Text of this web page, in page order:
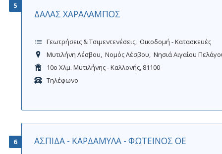
5
ΔΑΛΑΣ ΧΑΡΑΛΑΜΠΟΣ
Γεωτρήσεις & Τσιμεντενέσεις Οικοδομή - Κατασκευές
Μυτιλήνη Λέσβου Νομός Λέσβου Νησιά Αιγαίου
10ο Χλμ. Μυτιλήνης - Καλλονής, 81100
Τηλέφωνο
6 ΑΣΠΙΔΑ - ΚΑΡΔΑΜΥΛΑ - ΦΩΤΕΙΝΟΣ ΟΕ